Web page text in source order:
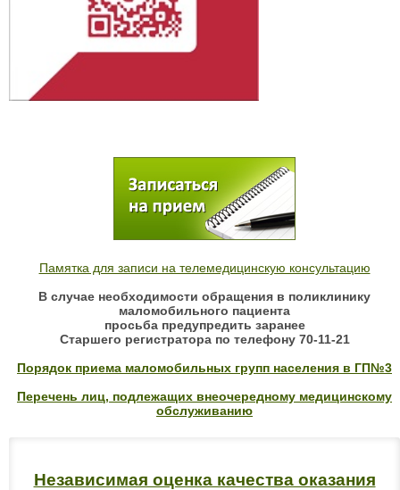
Памятка для записи на телемедицинскую консультацию
В случае необходимости обращения в поликлинику
маломобильного пациента
просьба предупредить заранее
Старшего регистратора по телефону 70-11-21
Порядок приема маломобильных групп населения в ГП№3
Перечень лиц, подлежащих внеочередному медицинскому
обслуживанию
Независимая оценка качества оказания